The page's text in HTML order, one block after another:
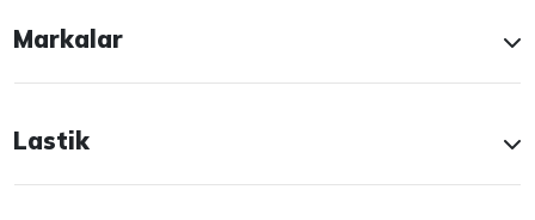
Markalar
Lastik